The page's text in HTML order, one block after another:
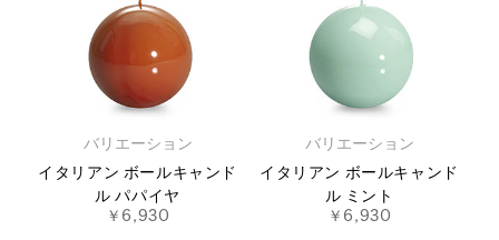
バリエーション
イタリアン ボールキャンド
ル パパイヤ
￥6,930
バリエーション
イタリアン ボールキャンド
ル ミント
￥6,930